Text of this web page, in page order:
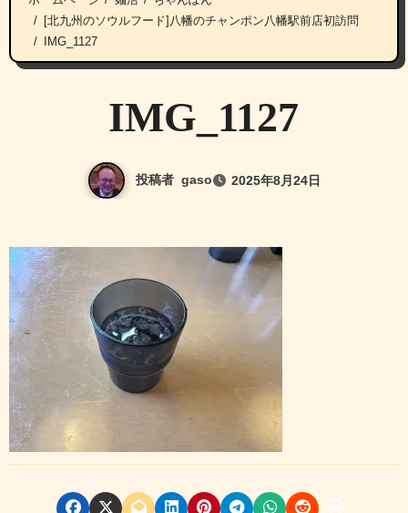
[北九州のソウルフード]八幡のチャンポン八幡駅前店初訪問
IMG_1127
IMG_1127
投稿者 gaso 2025年8月24日